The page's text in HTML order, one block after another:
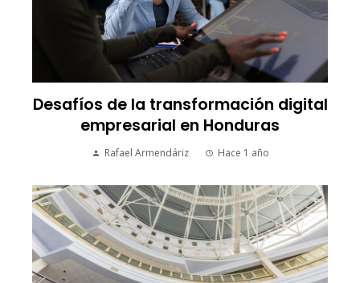
Desafíos de la transformación digital
empresarial en Honduras
Rafael Armendáriz Hace 1 año